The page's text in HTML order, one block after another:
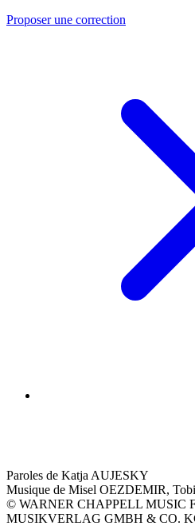
Proposer une correction
Paroles de Katja AUJESKY
Musique de Misel OEZDEMIR,
© WARNER CHAPPELL MUSIC
MUSIKVERLAG GMBH & CO.